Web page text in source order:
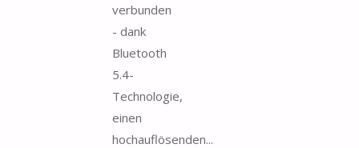
verbunden
- dank
Bluetooth
5.4-
Technologie,
einen
hochauflösenden...